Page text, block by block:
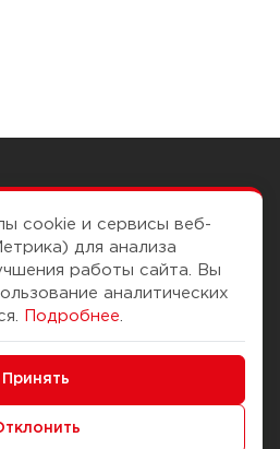
Помощь
Доставка и оплата
Способы оплаты
cookie и сервисы веб-
для анализа
работы сайта. Вы
аналитических
Подробнее
Принять